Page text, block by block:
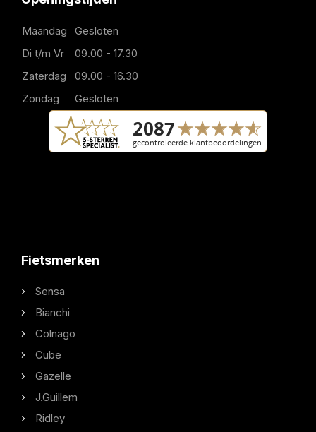
Maandag
Gesloten
Di t/m Vr
09.00 - 17.30
Zaterdag
09.00 - 16.30
Zondag
Gesloten
Fietsmerken
Sensa
Bianchi
Colnago
Cube
Gazelle
J.Guillem
Ridley